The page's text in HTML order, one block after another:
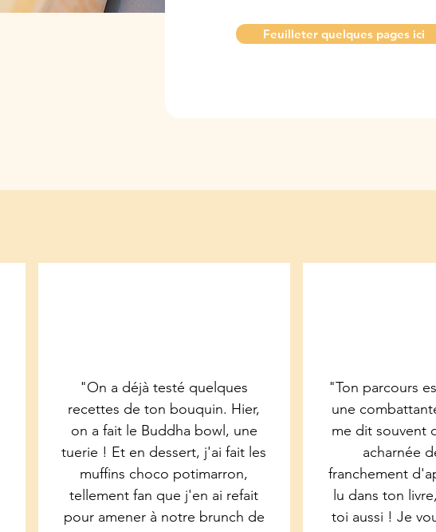
Feuilleter quelques pages ici
"On a déjà testé quelques
recettes de ton bouquin. Hier,
on a fait le Buddha bowl, une
tuerie ! Et en dessert, j'ai fait les
muffins choco potimarron,
tellement fan que j'en ai refait
pour amener à notre brunch de
"Ton parcours
une
me dit souvent
acharnée
franchement
lu dans ton
toi aussi ! Je